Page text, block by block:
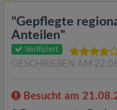
"Gepflegte
Anteilen"
Verifiziert
GESCHRIEBEN AM
Besucht am